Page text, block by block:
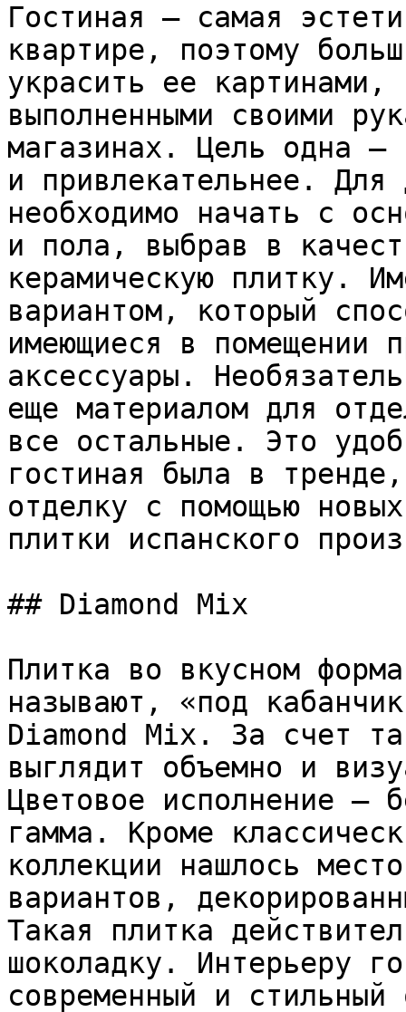
Гостиная – самая
квартире, поэтому
украсить ее картинами,
выполненными своими
магазинах. Цель одна –
и привлекательнее. Для
необходимо начать с
и пола, выбрав в
керамическую плитку.
вариантом, который
имеющиеся в помещении
аксессуары.
еще материалом для
все остальные. Это
гостиная была в
отделку с помощью
плитки испанского
## Diamond Mix
Плитка во вкусном
называют, «под
Diamond Mix. За счет
выглядит объемно и
Цветовое исполнение –
гамма. Кроме
коллекции нашлось
вариантов,
Такая плитка
шоколадку. Интерьеру
современный и